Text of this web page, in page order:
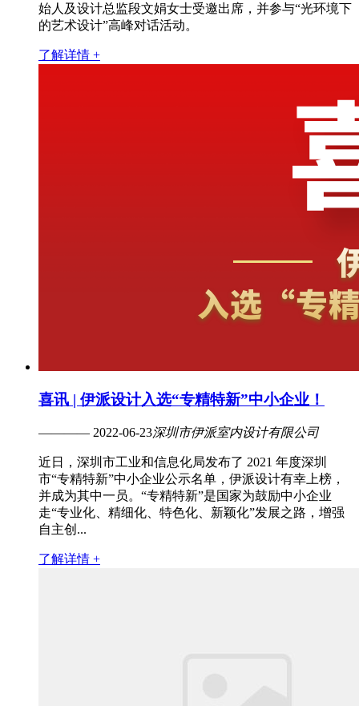
始人及设计总监段文娟女士受邀出席，并参与“光环境下
的艺术设计”高峰对话活动。
了解详情 +
喜讯 | 伊派设计入选“专精特新”中小企业！
———— 2022-06-23深圳市伊派室内设计有限公司
近日，深圳市工业和信息化局发布了 2021 年度深圳
市“专精特新”中小企业公示名单，伊派设计有幸上榜，
并成为其中一员。“专精特新”是国家为鼓励中小企业
走“专业化、精细化、特色化、新颖化”发展之路，增强
自主创...
了解详情 +